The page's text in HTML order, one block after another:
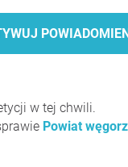
w tej chwili.
Powiat